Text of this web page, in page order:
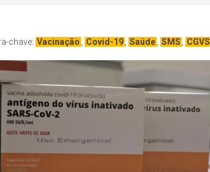
chave: Vacinação Covid-19 Saúde SMS CGVS